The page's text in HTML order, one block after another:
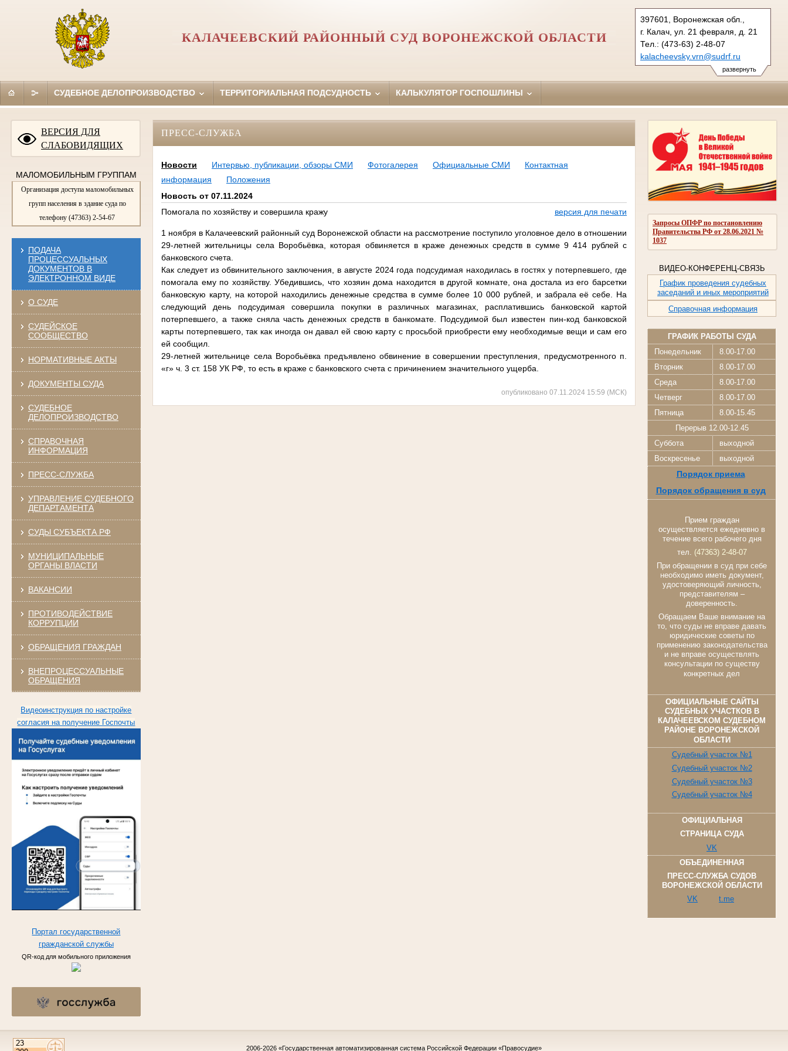
развернуть
397601, Воронежская обл.,
г. Калач, ул. 21 февраля, д. 21
Тел.: (473-63) 2-48-07
kalacheevsky.vrn@sudrf.ru
КАЛАЧЕЕВСКИЙ РАЙОННЫЙ СУД ВОРОНЕЖСКОЙ ОБЛАСТИ
СУДЕБНОЕ ДЕЛОПРОИЗВОДСТВО ТЕРРИТОРИАЛЬНАЯ ПОДСУДНОСТЬ КАЛЬКУЛЯТОР ГОСПОШЛИНЫ
ВЕРСИЯ ДЛЯ
СЛАБОВИДЯЩИХ
МАЛОМОБИЛЬНЫМ ГРУППАМ
Организация доступа маломобильных
групп населения в здание суда по
телефону (47363) 2-54-67
ПОДАЧА
ПРОЦЕССУАЛЬНЫХ
ДОКУМЕНТОВ В
ЭЛЕКТРОННОМ ВИДЕ
О СУДЕ
СУДЕЙСКОЕ
СООБЩЕСТВО
НОРМАТИВНЫЕ АКТЫ
ДОКУМЕНТЫ СУДА
СУДЕБНОЕ
ДЕЛОПРОИЗВОДСТВО
СПРАВОЧНАЯ
ИНФОРМАЦИЯ
ПРЕСС-СЛУЖБА
УПРАВЛЕНИЕ СУДЕБНОГО
ДЕПАРТАМЕНТА
СУДЫ СУБЪЕКТА РФ
МУНИЦИПАЛЬНЫЕ
ОРГАНЫ ВЛАСТИ
ВАКАНСИИ
ПРОТИВОДЕЙСТВИЕ
КОРРУПЦИИ
ОБРАЩЕНИЯ ГРАЖДАН
ВНЕПРОЦЕССУАЛЬНЫЕ
ОБРАЩЕНИЯ
Видеоинструкция по настройке
согласия на получение Госпочты
Портал государственной
гражданской службы
QR-код для мобильного приложения
Запросы ОПФР по постановлению
Правительства РФ от 28.06.2021 №
1037
ВИДЕО-КОНФЕРЕНЦ-СВЯЗЬ
График проведения судебных
заседаний и иных мероприятий
Справочная информация
ГРАФИК РАБОТЫ СУДА
Понедельник
8.00-17.00
Вторник
8.00-17.00
Среда
8.00-17.00
Четверг
8.00-17.00
Пятница
8.00-15.45
Перерыв 12.00-12.45
Суббота
выходной
Воскресенье
выходной
Порядок приема
Порядок обращения в суд
Прием граждан
осуществляется ежедневно в
течение всего рабочего дня
тел. (47363) 2-48-07
При обращении в суд при себе
необходимо иметь документ,
удостоверяющий личность,
представителям –
доверенность.
Обращаем Ваше внимание на
то, что суды не вправе давать
юридические советы по
применению законодательства
и не вправе осуществлять
консультации по существу
конкретных дел
ОФИЦИАЛЬНЫЕ САЙТЫ
СУДЕБНЫХ УЧАСТКОВ В
КАЛАЧЕЕВСКОМ СУДЕБНОМ
РАЙОНЕ ВОРОНЕЖСКОЙ
ОБЛАСТИ
Судебный участок №1
Судебный участок №2
Судебный участок №3
Судебный участок №4
ОФИЦИАЛЬНАЯ
СТРАНИЦА СУДА
VK
ОБЪЕДИНЕННАЯ
ПРЕСС-СЛУЖБА СУДОВ
ВОРОНЕЖСКОЙ ОБЛАСТИ
VK
t.me
ПРЕСС-СЛУЖБА
Новости Интервью, публикации, обзоры СМИ Фотогалерея Официальные СМИ
Контактная
информация
Положения
Новость от 07.11.2024
Помогала по хозяйству и совершила кражу
версия для печати
1 ноября в Калачеевский районный суд Воронежской области на рассмотрение поступило уголовное дело в отношении
29-летней жительницы села Воробьёвка, которая обвиняется в краже денежных средств в сумме 9 414 рублей с
банковского счета.
Как следует из обвинительного заключения, в августе 2024 года подсудимая находилась в гостях у потерпевшего, где
помогала ему по хозяйству. Убедившись, что хозяин дома находится в другой комнате, она достала из его барсетки
банковскую карту, на которой находились денежные средства в сумме более 10 000 рублей, и забрала её себе. На
следующий день подсудимая совершила покупки в различных магазинах, расплатившись банковской картой
потерпевшего, а также сняла часть денежных средств в банкомате. Подсудимой был известен пин-код банковской
карты потерпевшего, так как иногда он давал ей свою карту с просьбой приобрести ему необходимые вещи и сам его
ей сообщил.
29-летней жительнице села Воробьёвка предъявлено обвинение в совершении преступления, предусмотренного п.
«г» ч. 3 ст. 158 УК РФ, то есть в краже с банковского счета с причинением значительного ущерба.
опубликовано 07.11.2024 15:59 (МСК)
2006-2026 «Государственная автоматизированная система Российской Федерации «Правосудие»